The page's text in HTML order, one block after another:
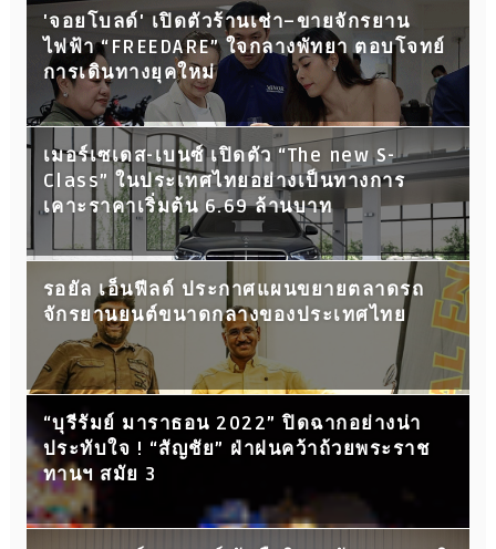
'จอยโบลด์' เปิดตัวร้านเช่า–ขายจักรยาน
ไฟฟ้า “FREEDARE” ใจกลางพัทยา ตอบโจทย์
การเดินทางยุคใหม่
เมอร์เซเดส-เบนซ์ เปิดตัว “The new S-
Class” ในประเทศไทยอย่างเป็นทางการ
เคาะราคาเริ่มต้น 6.69 ล้านบาท
รอยัล เอ็นฟีลด์ ประกาศแผนขยายตลาดรถ
จักรยานยนต์ขนาดกลางของประเทศไทย
“บุรีรัมย์ มาราธอน 2022” ปิดฉากอย่างน่า
ประทับใจ ! “สัญชัย” ฝ่าฝนคว้าถ้วยพระราช
ทานฯ สมัย 3